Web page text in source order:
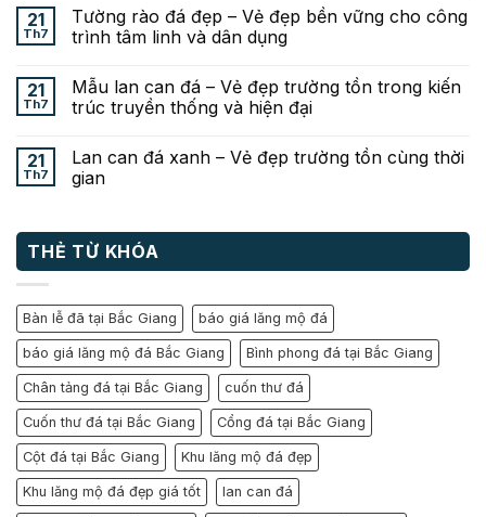
21
Th7
Tường rào đá đẹp – Vẻ đẹp bền vững cho công
trình tâm linh và dân dụng
21
Th7
Mẫu lan can đá – Vẻ đẹp trường tồn trong kiến
trúc truyền thống và hiện đại
21
Th7
Lan can đá xanh – Vẻ đẹp trường tồn cùng thời
gian
THẺ TỪ KHÓA
Bàn lễ đã tại Bắc Giang báo giá lăng mộ đá
báo giá lăng mộ đá Bắc Giang Bình phong đá tại Bắc Giang
Chân tảng đá tại Bắc Giang cuốn thư đá
Cuốn thư đá tại Bắc Giang Cổng đá tại Bắc Giang
Cột đá tại Bắc Giang Khu lăng mộ đá đẹp
Khu lăng mộ đá đẹp giá tốt lan can đá